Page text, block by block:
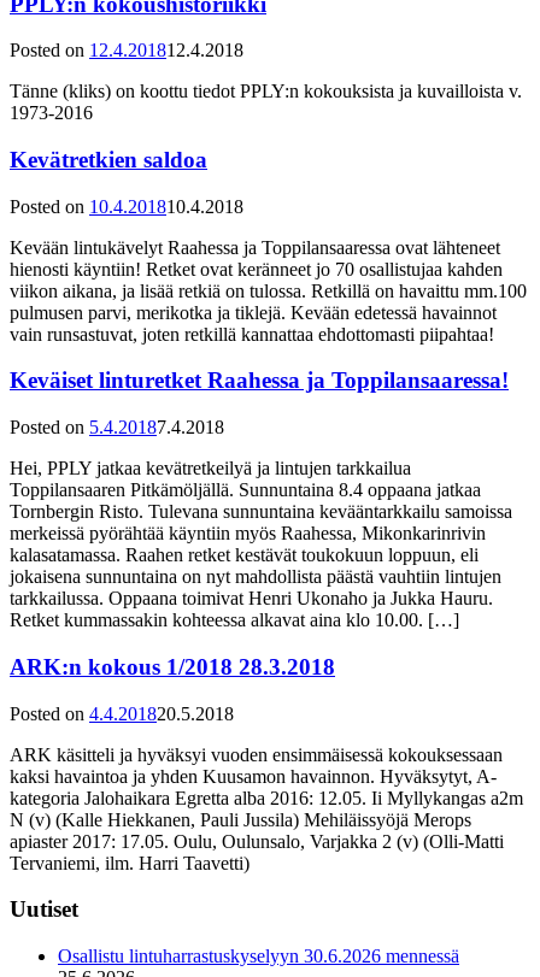
Posted on 12.4.201812.4.2018
Tänne (kliks) on koottu tiedot PPLY:n kokouksista ja kuvailloista v.
1973-2016
Kevätretkien saldoa
Posted on 10.4.201810.4.2018
Kevään lintukävelyt Raahessa ja Toppilansaaressa ovat lähteneet
hienosti käyntiin! Retket ovat keränneet jo 70 osallistujaa kahden
viikon aikana, ja lisää retkiä on tulossa. Retkillä on havaittu mm.100
pulmusen parvi, merikotka ja tiklejä. Kevään edetessä havainnot
vain runsastuvat, joten retkillä kannattaa ehdottomasti piipahtaa!
Keväiset linturetket Raahessa ja Toppilansaaressa!
Posted on 5.4.20187.4.2018
Hei, PPLY jatkaa kevätretkeilyä ja lintujen tarkkailua
Toppilansaaren Pitkämöljällä. Sunnuntaina 8.4 oppaana jatkaa
Tornbergin Risto. Tulevana sunnuntaina kevääntarkkailu samoissa
merkeissä pyörähtää käyntiin myös Raahessa, Mikonkarinrivin
kalasatamassa. Raahen retket kestävät toukokuun loppuun, eli
jokaisena sunnuntaina on nyt mahdollista päästä vauhtiin lintujen
tarkkailussa. Oppaana toimivat Henri Ukonaho ja Jukka Hauru.
Retket kummassakin kohteessa alkavat aina klo 10.00. […]
ARK:n kokous 1/2018 28.3.2018
Posted on 4.4.201820.5.2018
ARK käsitteli ja hyväksyi vuoden ensimmäisessä kokouksessaan
kaksi havaintoa ja yhden Kuusamon havainnon. Hyväksytyt, A-
kategoria Jalohaikara Egretta alba 2016: 12.05. Ii Myllykangas a2m
N (v) (Kalle Hiekkanen, Pauli Jussila) Mehiläissyöjä Merops
apiaster 2017: 17.05. Oulu, Oulunsalo, Varjakka 2 (v) (Olli-Matti
Tervaniemi, ilm. Harri Taavetti)
Uutiset
Osallistu lintuharrastuskyselyyn 30.6.2026 mennessä